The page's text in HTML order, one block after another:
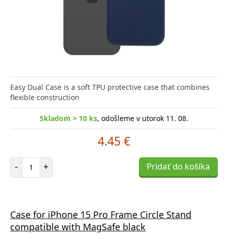
Easy Dual Case is a soft TPU protective case that combines
flexible construction
Skladom > 10 ks, odošleme v utorok 11. 08.
4.45 €
- Počet položiek
+ Pridať do košíka
Case for iPhone 15 Pro Frame Circle Stand
compatible with MagSafe black